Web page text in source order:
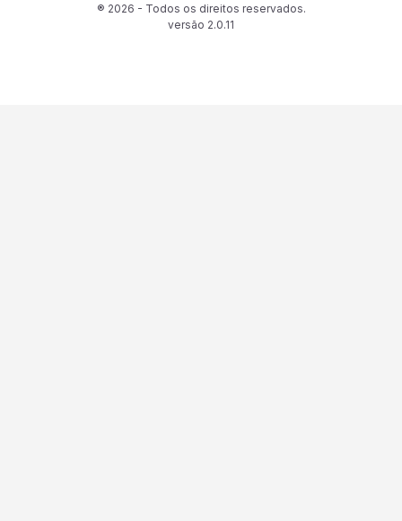
® 2026 - Todos os direitos reservados.
versão 2.0.11